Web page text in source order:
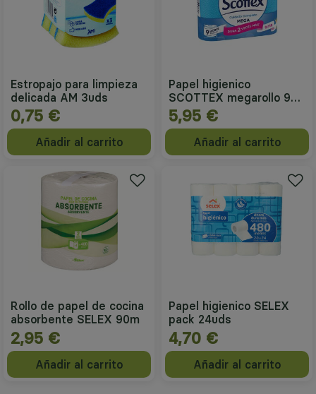
Estropajo para limpieza
delicada AM 3uds
0,75 €
Añadir al carrito
Papel higienico
SCOTTEX megarollo 9
rollos
5,95 €
Añadir al carrito
Rollo de papel de cocina
absorbente SELEX 90m
2,95 €
Añadir al carrito
Papel higienico SELEX
pack 24uds
4,70 €
Añadir al carrito